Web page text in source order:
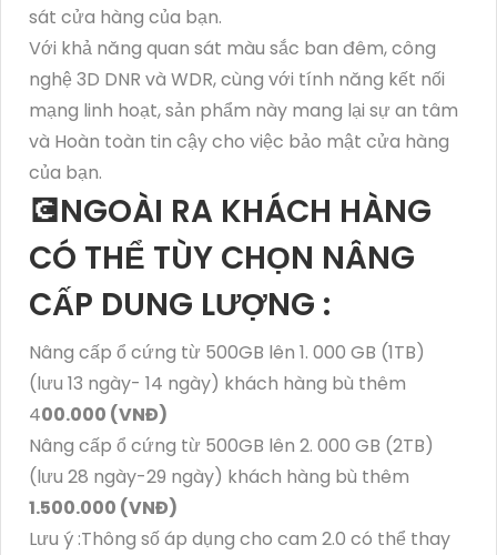
sát cửa hàng của bạn.
Với khả năng quan sát màu sắc ban đêm, công
nghệ 3D DNR và WDR, cùng với tính năng kết nối
mạng linh hoạt, sản phẩm này mang lại sự an tâm
và Hoàn toàn tin cậy cho việc bảo mật cửa hàng
của bạn.
💽NGOÀI RA KHÁCH HÀNG
CÓ THỂ TÙY CHỌN NÂNG
CẤP DUNG LƯỢNG :
Nâng cấp ổ cứng từ 500GB lên 1. 000 GB (1TB)
(lưu 13 ngày- 14 ngày) khách hàng bù thêm
400.000 (VNĐ)
Nâng cấp ổ cứng từ 500GB lên 2. 000 GB (2TB)
(lưu 28 ngày-29 ngày) khách hàng bù thêm
1.500.000 (VNĐ)
Lưu ý :Thông số áp dụng cho cam 2.0 có thể thay